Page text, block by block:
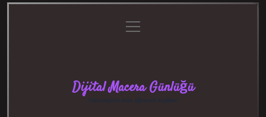
menüyü
aç
Dijital Macera Günlüğü